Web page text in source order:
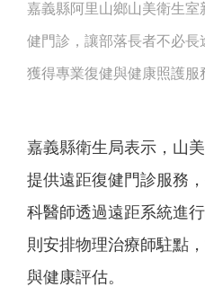
嘉義縣阿里山鄉山美衛生
健門診，讓部落長者不必
獲得專業復健與健康照護
嘉義縣衛生局表示，山
提供遠距復健門診服務
科醫師透過遠距系統進
則安排物理治療師駐點
與健康評估。